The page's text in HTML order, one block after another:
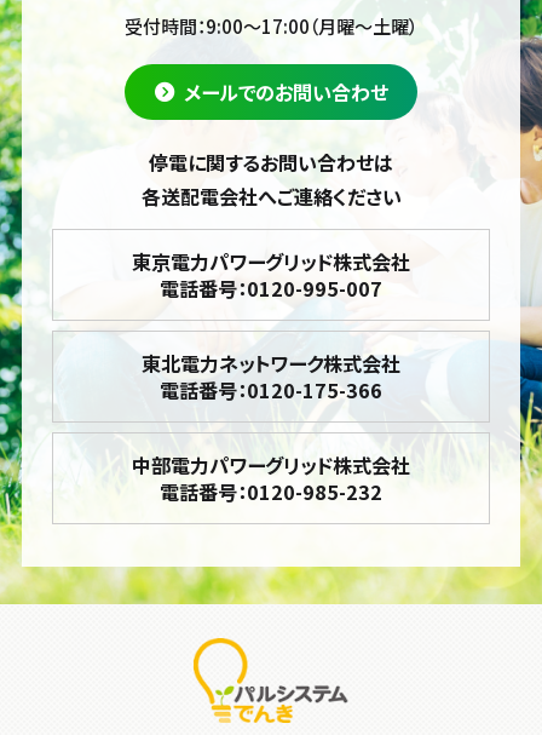
受付時間：9:00～17:00（月曜～土曜）
メールでのお問い合わせ
停電に関するお問い合わせは
各送配電会社へご連絡ください
東京電力パワーグリッド株式会社
電話番号：0120-995-007
東北電力ネットワーク株式会社
電話番号：0120-175-366
中部電力パワーグリッド株式会社
電話番号：0120-985-232